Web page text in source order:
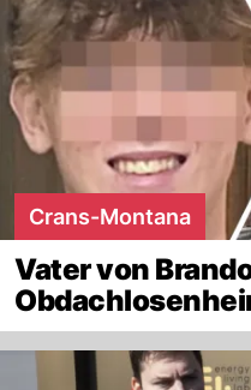
Crans-Montana
Vater von